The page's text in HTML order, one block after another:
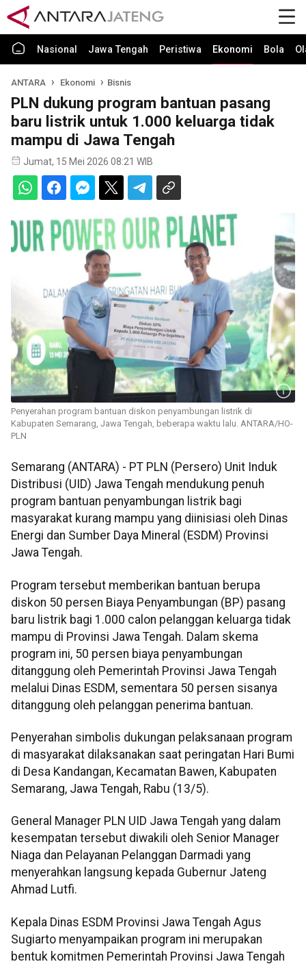
Nasional Jawa Tengah Peristiwa Ekonomi Bola
ANTARA Ekonomi Bisnis
PLN dukung program bantuan pasang
baru listrik untuk 1.000 keluarga tidak
mampu di Jawa Tengah
Jumat, 15 Mei 2026 08:21 WIB
Penyerahan program bantuan diskon penyambungan listrik di
Kabupaten Semarang, Jawa Tengah, beberapa waktu lalu. ANTARA/HO-
PLN
Semarang (ANTARA) - PT PLN (Persero) Unit Induk
Distribusi (UID) Jawa Tengah mendukung penuh
program bantuan penyambungan listrik bagi
masyarakat kurang mampu yang diinisiasi oleh Dinas
Energi dan Sumber Daya Mineral (ESDM) Provinsi
Jawa Tengah.
Program tersebut memberikan bantuan berupa
diskon 50 persen Biaya Penyambungan (BP) pasang
baru listrik bagi 1.000 calon pelanggan keluarga tidak
mampu di Provinsi Jawa Tengah. Dalam skema
program ini, 50 persen biaya penyambungan
ditanggung oleh Pemerintah Provinsi Jawa Tengah
melalui Dinas ESDM, sementara 50 persen sisanya
ditanggung oleh pelanggan penerima bantuan.
Penyerahan simbolis dukungan pelaksanaan program
di masyarakat dilaksanakan saat peringatan Hari Bumi
di Desa Kandangan, Kecamatan Bawen, Kabupaten
Semarang, Jawa Tengah, Rabu (13/5).
General Manager PLN UID Jawa Tengah yang dalam
kesempatan tersebut diwakili oleh Senior Manager
Niaga dan Pelayanan Pelanggan Darmadi yang
menyerahkan langsung kepada Gubernur Jateng
Ahmad Lutfi.
Kepala Dinas ESDM Provinsi Jawa Tengah Agus
Sugiarto menyampaikan program ini merupakan
bentuk komitmen Pemerintah Provinsi Jawa Tengah